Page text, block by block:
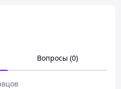
жаропрочную посуду
до -40 °C. Термостойкое
или кастрюли из
запахи, жир или
блюд. Привлекательный
Вопросы (0)